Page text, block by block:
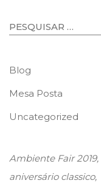
Blog
Mesa Posta
Uncategorized
Ambiente Fair 2019
aniversário classico